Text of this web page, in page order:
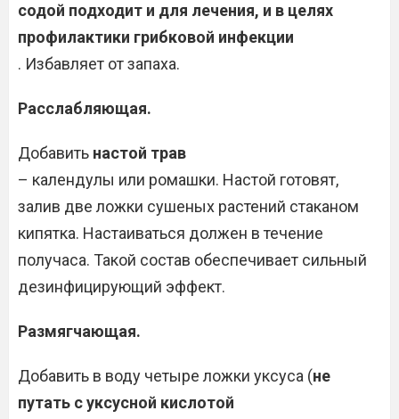
содой подходит и для лечения, и в целях
профилактики грибковой инфекции
. Избавляет от запаха.
Расслабляющая.
Добавить настой трав
– календулы или ромашки. Настой готовят,
залив две ложки сушеных растений стаканом
кипятка. Настаиваться должен в течение
получаса. Такой состав обеспечивает сильный
дезинфицирующий эффект.
Размягчающая.
Добавить в воду четыре ложки уксуса (не
путать с уксусной кислотой